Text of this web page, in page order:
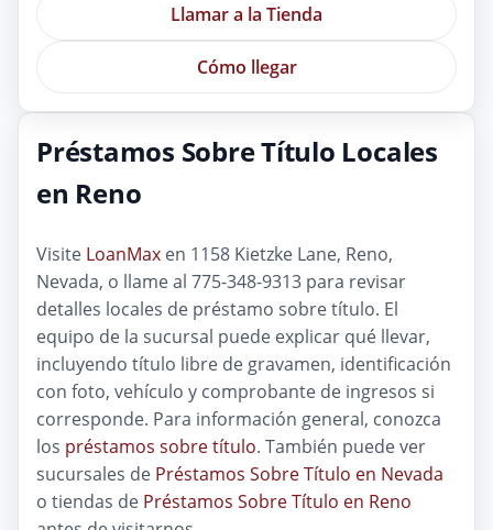
Llamar a la Tienda
Cómo llegar
Préstamos Sobre Título Locales
en Reno
Visite LoanMax en 1158 Kietzke Lane, Reno,
Nevada, o llame al 775-348-9313 para revisar
detalles locales de préstamo sobre título. El
equipo de la sucursal puede explicar qué llevar,
incluyendo título libre de gravamen, identificación
con foto, vehículo y comprobante de ingresos si
corresponde. Para información general, conozca
los préstamos sobre título. También puede ver
sucursales de Préstamos Sobre Título en Nevada
o tiendas de Préstamos Sobre Título en Reno